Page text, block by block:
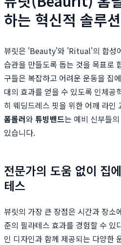
하는 혁신적 솔루션
뷰릿은 'Beauty'와 'Ritual'의 합성
습관을 만들도록 돕는 것을 목표로
구들은 복잡하고 어려운 운동을 집
대의 효과를 얻을 수 있도록 인체공
히 웨딩드레스 핏을 위한 어깨 라인
폼롤러와 튜빙밴드는 예비 신부들
있습니다.
전문가의 도움 없이 집
테스
뷰릿의 가장 큰 장점은 시간과 장소
준의 필라테스 효과를 경험할 수 있
인 디자인과 함께 제공되는 다양한